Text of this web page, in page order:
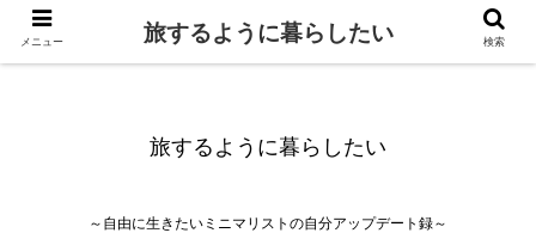
旅するように暮らしたい
～自由に生きたいミニマリストの自分アップデート録～
メニュー 旅するように暮らしたい 検索